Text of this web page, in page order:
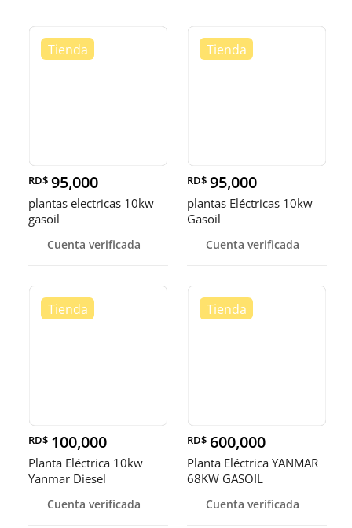
RD$ 95,000
plantas electricas 10kw
gasoil
Cuenta verificada
RD$ 95,000
plantas Eléctricas 10kw
Gasoil
Cuenta verificada
RD$ 100,000
Planta Eléctrica 10kw
Yanmar Diesel
Cuenta verificada
RD$ 600,000
Planta Eléctrica YANMAR
68KW GASOIL
Cuenta verificada